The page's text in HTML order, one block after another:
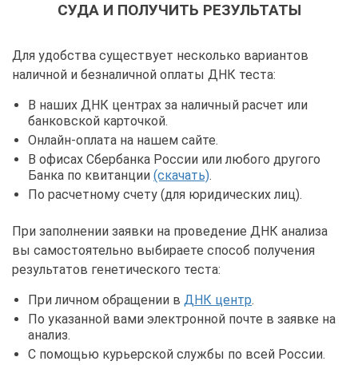
СУДА И ПОЛУЧИТЬ РЕЗУЛЬТАТЫ
Для удобства существует несколько вариантов
наличной и безналичной оплаты ДНК теста:
В наших ДНК центрах за наличный расчет или
банковской карточкой.
Онлайн-оплата на нашем сайте.
В офисах Сбербанка России или любого другого
Банка по квитанции (скачать).
По расчетному счету (для юридических лиц).
При заполнении заявки на проведение ДНК анализа
вы самостоятельно выбираете способ получения
результатов генетического теста:
При личном обращении в ДНК центр.
По указанной вами электронной почте в заявке на
анализ.
С помощью курьерской службы по всей России.